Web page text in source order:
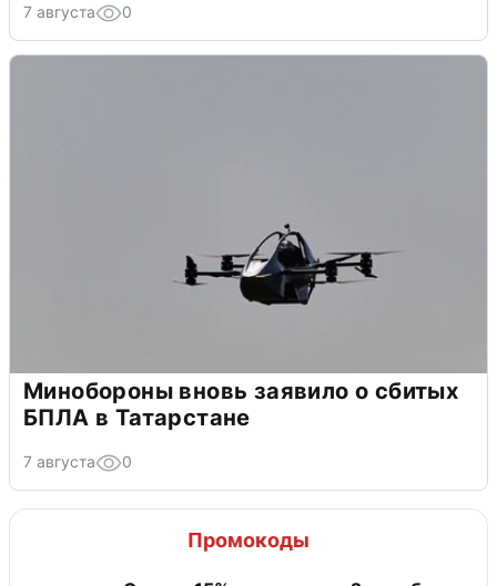
7 августа 0
Минобороны вновь заявило о сбитых
БПЛА в Татарстане
7 августа 0
Промокоды